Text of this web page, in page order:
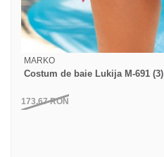
MARKO
Costum de baie Lukija M-691 (3)
173,67RON